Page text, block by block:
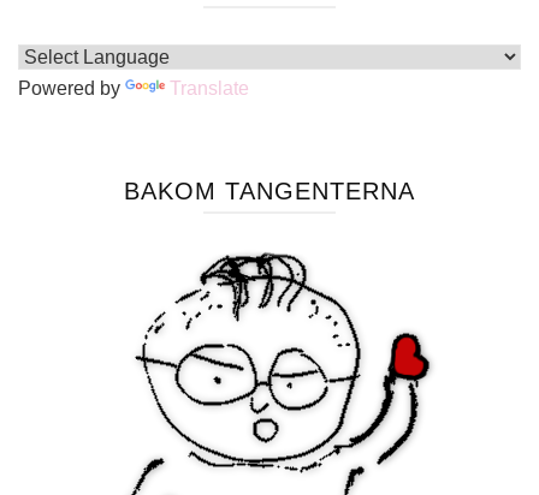
Powered by Translate
BAKOM TANGENTERNA